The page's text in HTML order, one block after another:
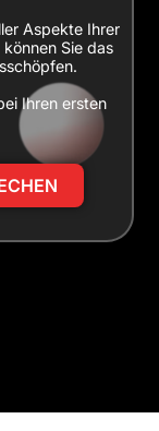
Aspekte Ihrer
Sie das
Ihren ersten